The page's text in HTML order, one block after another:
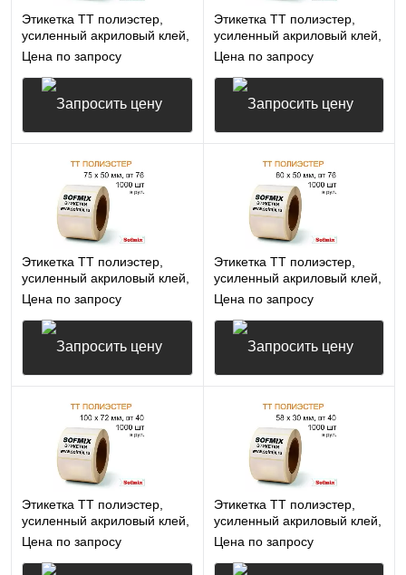
Этикетка ТТ полиэстер,
усиленный акриловый клей,
100*18мм, 1000 в рул, вт40,
16412
Цена по запросу
Запросить цену
Этикетка ТТ полиэстер,
усиленный акриловый клей,
60*12мм, 5000 в рул, вт40,
16412
Цена по запросу
Запросить цену
Этикетка ТТ полиэстер,
усиленный акриловый клей,
75*50мм, 1000 в рул, вт76,
16412
Цена по запросу
Запросить цену
Этикетка ТТ полиэстер,
усиленный акриловый клей,
80*50мм, 1000 в рул, вт76,
16412
Цена по запросу
Запросить цену
Этикетка ТТ полиэстер,
усиленный акриловый клей,
100*72мм, 1000 в рул, вт40,
16412
Цена по запросу
Этикетка ТТ полиэстер,
усиленный акриловый клей,
58*30мм, 1000 в рул, вт40,
16412
Цена по запросу